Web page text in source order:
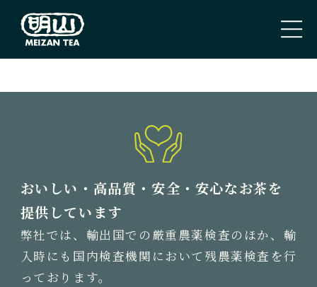
ABOUT US
取扱商品
TEA
おいしい・高品質・安全・安心なお茶を
提供しています
弊社では、輸出国での厳重農薬検査のほか、輸
入時にも国内検査機関において残農薬検査を行
っております。